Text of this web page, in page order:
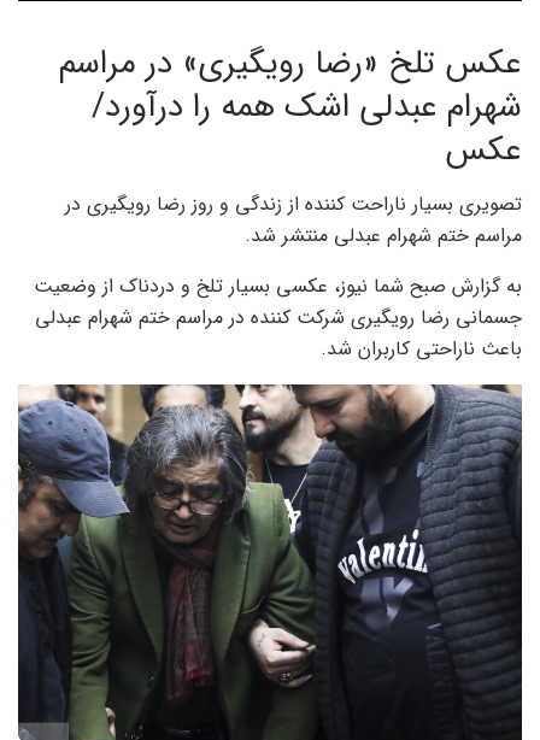
عکس تلخ «رضا رویگیری» در مراسم
شهرام عبدلی اشک همه را درآورد/
عکس
تصویری بسیار ناراحت کننده از زندگی و روز رضا رویگیری در
مراسم ختم شهرام عبدلی منتشر شد.
به گزارش صبح شما نیوز، عکسی بسیار تلخ و دردناک از وضعیت
جسمانی رضا رویگیری شرکت کننده در مراسم ختم شهرام عبدلی
باعث ناراحتی کاربران شد.